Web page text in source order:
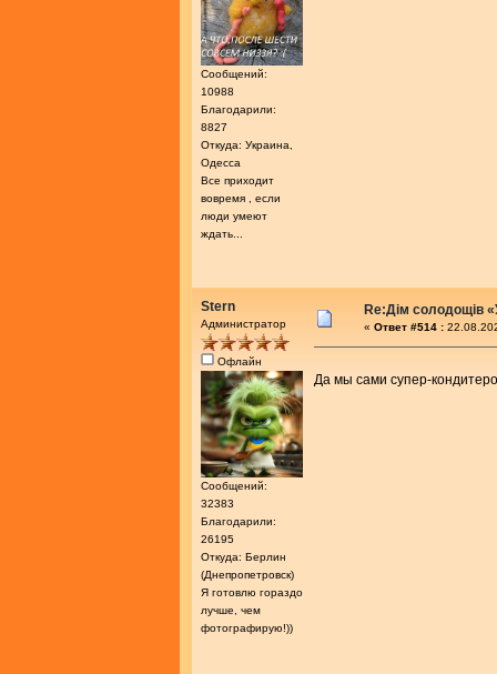
Сообщений:
10988
Благодарили:
8827
Откуда: Украина,
Одесса
Все приходит
вовремя , если
люди умеют
ждать...
Stern
Администратор
Офлайн
Сообщений:
32383
Благодарили:
26195
Откуда: Берлин
(Днепропетровск)
Я готовлю гораздо
лучше, чем
фотографирую!))
Re:Дім солодощів
« Ответ #514 :
Да мы сами супер-